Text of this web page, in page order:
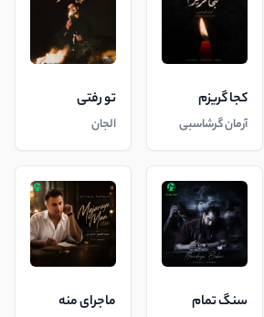
کجا گریزم
آرمان گرشاسبی
تو رفتی
الجان
سنگ تمام ماجرای منه